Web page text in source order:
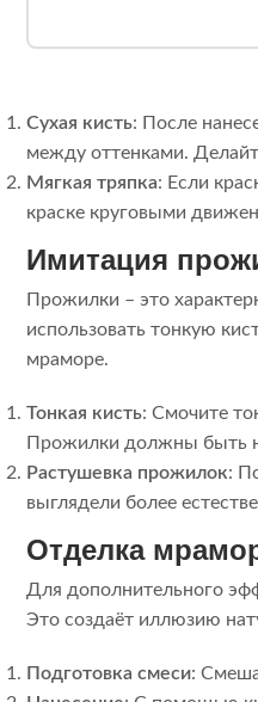
Сухая кисть: После
между оттенками.
Мягкая тряпка: Если
краске круговыми
Имитация
Прожилки – это
использовать тонкую
мраморе.
Тонкая кисть: Смочите
Прожилки должны быть
Растушевка прожилок:
выглядели более
Отделка
Для дополнительного
Это создаёт иллюзию
Подготовка смеси: